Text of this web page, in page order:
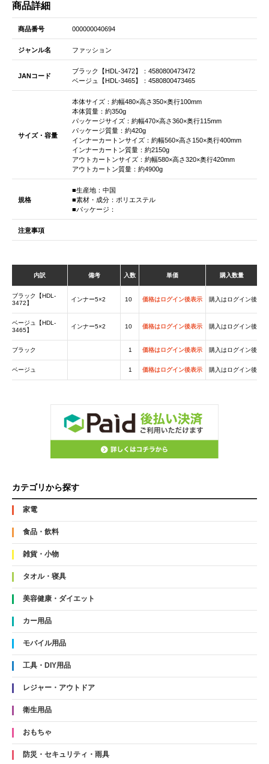
商品詳細
商品番号 000000040694
ジャンル名 ファッション
JANコード
ブラック【HDL-3472】：4580800473472
ベージュ【HDL-3465】：4580800473465
サイズ・容量
本体サイズ：約幅480×高さ350×奥行100mm
本体質量：約350g
パッケージサイズ：約幅470×高さ360×奥行115mm
パッケージ質量：約420g
インナーカートンサイズ：約幅560×高さ150×奥行400mm
インナーカートン質量：約2150g
アウトカートンサイズ：約幅580×高さ320×奥行420mm
アウトカートン質量：約4900g
規格
■生産地：中国
■素材・成分：ポリエステル
■パッケージ：
注意事項
内訳 備考 入数 単価 購入数量
ブラック【HDL-
3472】
インナー5×2 10 価格はログイン後表示 購入はログイン後
ベージュ【HDL-
3465】
インナー5×2 10 価格はログイン後表示 購入はログイン後
ブラック 1 価格はログイン後表示 購入はログイン後
ベージュ 1 価格はログイン後表示 購入はログイン後
カテゴリから探す
家電
食品・飲料
雑貨・小物
タオル・寝具
美容健康・ダイエット
カー用品
モバイル用品
工具・DIY用品
レジャー・アウトドア
衛生用品
おもちゃ
防災・セキュリティ・雨具